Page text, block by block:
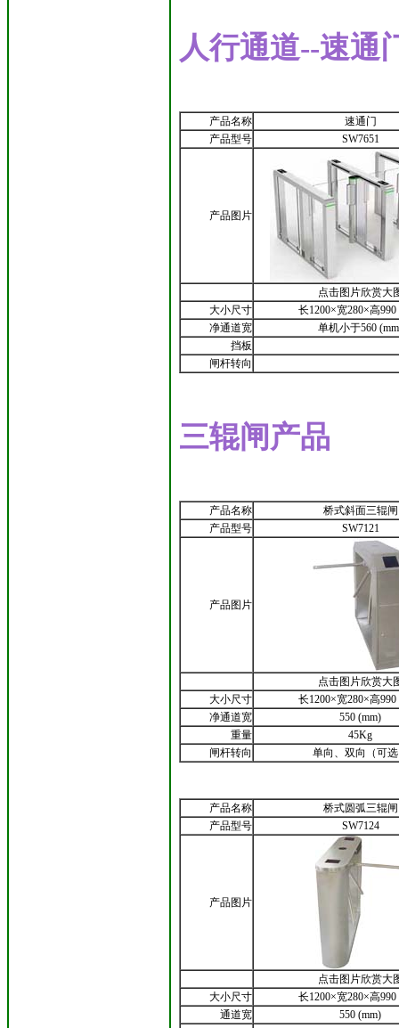
人行通道--速通
产品名称
速通门
产品型号
SW7651
产品图片
点击图片欣赏大
大小尺寸
长1200×宽280×高990
净通道宽
单机小于560
挡板
闸杆转向
三辊闸产品
产品名称
桥式斜面三辊闸
产品型号
SW7121
产品图片
点击图片欣赏大
大小尺寸
长1200×宽280×高990
净通道宽
550 (mm)
重量
45Kg
闸杆转向
单向、双向（可
产品名称
桥式圆弧三辊闸
产品型号
SW7124
产品图片
点击图片欣赏大
大小尺寸
长1200×宽280×高990
通道宽
550 (mm)